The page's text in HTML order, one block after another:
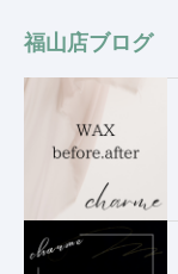
福山店ブログ